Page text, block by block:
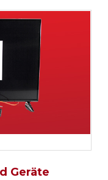
Geräte